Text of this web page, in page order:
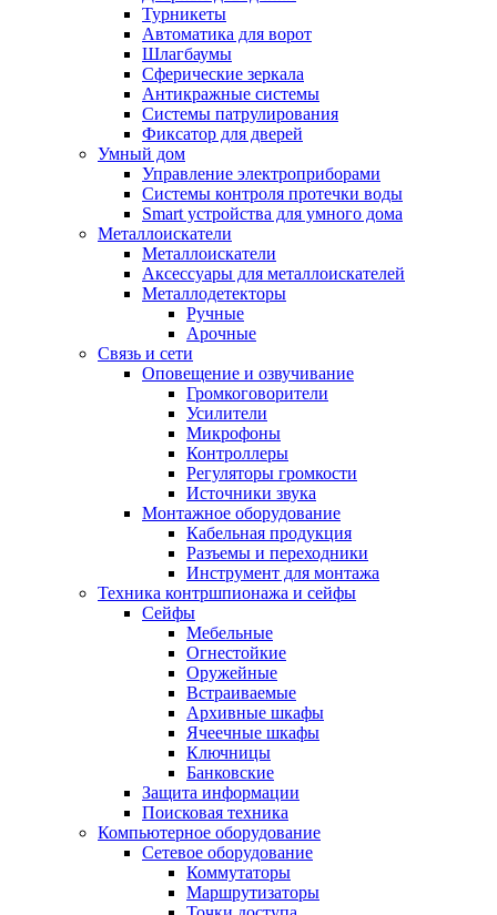
Турникеты
Автоматика для ворот
Шлагбаумы
Сферические зеркала
Антикражные системы
Системы патрулирования
Фиксатор для дверей
Умный дом
Управление электроприборами
Системы контроля протечки воды
Smart устройства для умного дома
Металлоискатели
Металлоискатели
Аксессуары для металлоискателей
Металлодетекторы
Ручные
Арочные
Связь и сети
Оповещение и озвучивание
Громкоговорители
Усилители
Микрофоны
Контроллеры
Регуляторы громкости
Источники звука
Монтажное оборудование
Кабельная продукция
Разъемы и переходники
Инструмент для монтажа
Техника контршпионажа и сейфы
Сейфы
Мебельные
Огнестойкие
Оружейные
Встраиваемые
Архивные шкафы
Ячеечные шкафы
Ключницы
Банковские
Защита информации
Поисковая техника
Компьютерное оборудование
Сетевое оборудование
Коммутаторы
Маршрутизаторы